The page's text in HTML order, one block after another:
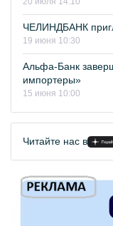
ЧЕЛИНДБАНК
19 июня 10:30
Альфа-Банк
импортеры»
15 июня 10:00
Читайте нас в